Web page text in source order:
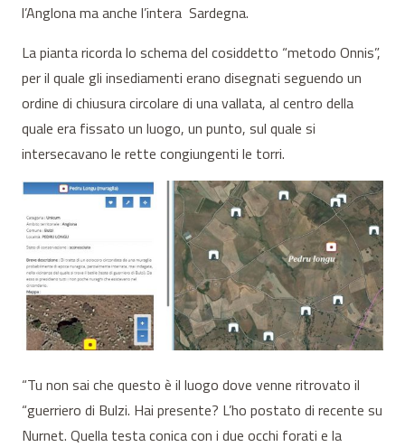
l’Anglona ma anche l’intera Sardegna.
La pianta ricorda lo schema del cosiddetto “metodo Onnis”,
per il quale gli insediamenti erano disegnati seguendo un
ordine di chiusura circolare di una vallata, al centro della
quale era fissato un luogo, un punto, sul quale si
intersecavano le rette congiungenti le torri.
“Tu non sai che questo è il luogo dove venne ritrovato il
“guerriero di Bulzi. Hai presente? L’ho postato di recente su
Nurnet. Quella testa conica con i due occhi forati e la